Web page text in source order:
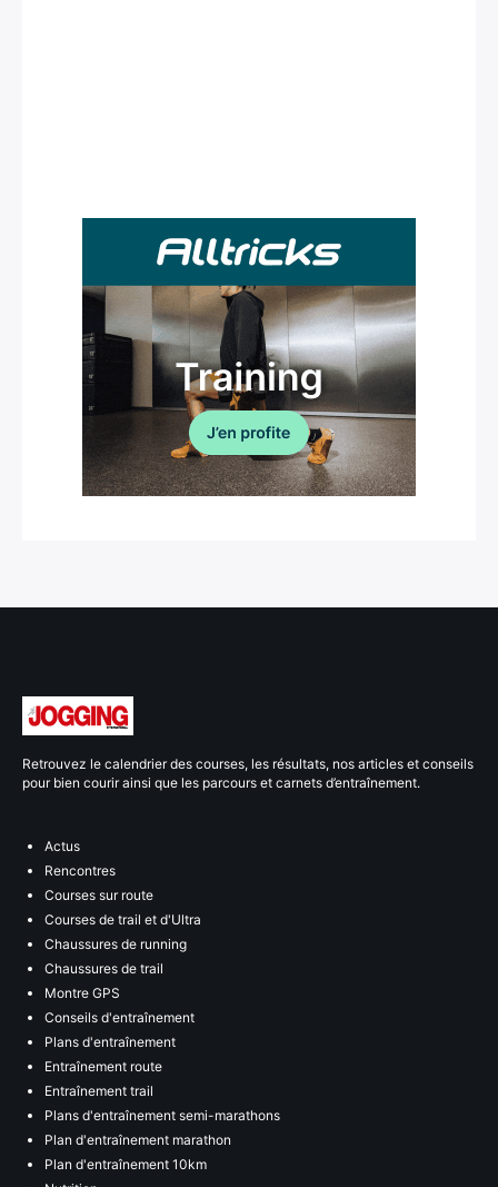
Retrouvez le calendrier des courses, les résultats, nos articles et conseils
pour bien courir ainsi que les parcours et carnets d’entraînement.
Actus
Rencontres
Courses sur route
Courses de trail et d'Ultra
Chaussures de running
Chaussures de trail
Montre GPS
Conseils d'entraînement
Plans d'entraînement
Entraînement route
Entraînement trail
Plans d'entraînement semi-marathons
Plan d'entraînement marathon
Plan d'entraînement 10km